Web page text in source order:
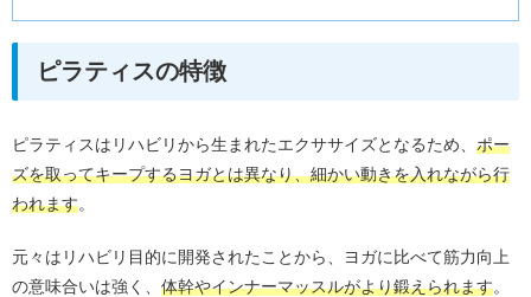
ピラティスの特徴
ピラティスはリハビリから生まれたエクササイズとなるため、 ポー
ズを取ってキープするヨガとは異なり、細かい動きを入れながら行
われます。
元々はリハビリ目的に開発されたことから、ヨガに比べて筋力向上
の意味合いは強く、 体幹やインナーマッスルがより鍛えられます。